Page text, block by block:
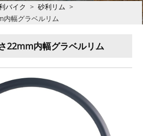
バイク > 砂利リム >
幅グラベルリム
22mm内幅グラベルリム